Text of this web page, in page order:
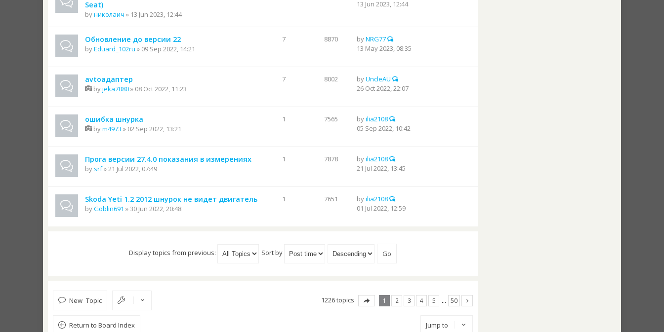
Seat)
byниколаич » 13 Jun 2023, 12:44
13 Jun 2023, 12:44
Обновление до версии 22
byEduard_102ru » 09 Sep 2022, 14:21
7 8870 byNRG77
13 May 2023, 08:35
avtoадаптер
byjeka7080» 08 Oct 2022, 11:23
7 8002 byUncleAU
26 Oct 2022, 22:07
ошибка шнурка
bym4973 » 02 Sep 2022, 13:21
1 7565 byilia2108
05 Sep 2022, 10:42
Прога версии 27.4.0 показания в измерениях
by srf» 21 Jul 2022, 07:49
1 7878 byilia2108
21 Jul 2022, 13:45
Skoda Yeti 1.2 2012 шнурок не видет двигатель
byGoblin691 » 30 Jun 2022, 20:48
1 7651 byilia2108
01 Jul 2022, 12:59
Display topics from previous: Sort by
New Topic 1226 topics 1 2 3 4 5 … 50
Return to Board Index Jump to